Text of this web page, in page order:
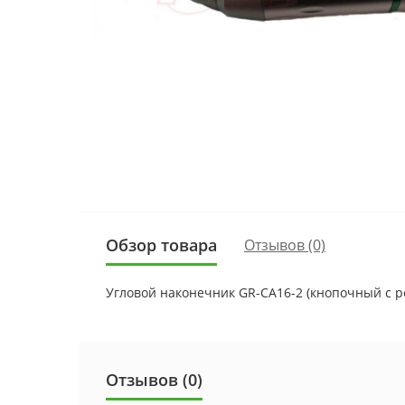
Обзор товара Отзывов (0)
Угловой наконечник GR-CA16-2 (кнопочный с
Отзывов (0)